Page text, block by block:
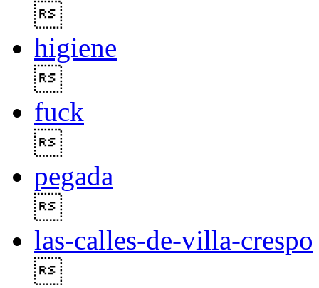
higiene
fuck
pegada
las-calles-de-villa-crespo